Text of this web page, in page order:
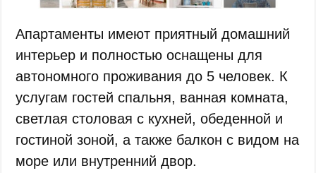
Апартаменты имеют приятный домашний
интерьер и полностью оснащены для
автономного проживания до 5 человек. К
услугам гостей спальня, ванная комната,
светлая столовая с кухней, обеденной и
гостиной зоной, а также балкон с видом на
море или внутренний двор.